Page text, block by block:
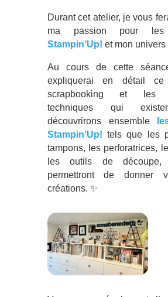
Durant cet atelier, je vous
ma passion pour
Stampin’Up! et mon univers
Au cours de cette
expliquerai en détail ce
scrapbooking et les
techniques qui
découvrirons ensemble
Stampin’Up! tels que les
tampons, les perforatrices,
les outils de
permettront de donner
créations. ✨